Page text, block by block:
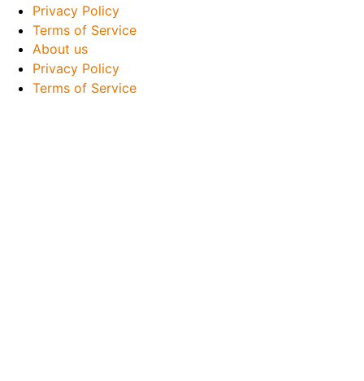
Privacy Policy
Terms of Service
About us
Privacy Policy
Terms of Service